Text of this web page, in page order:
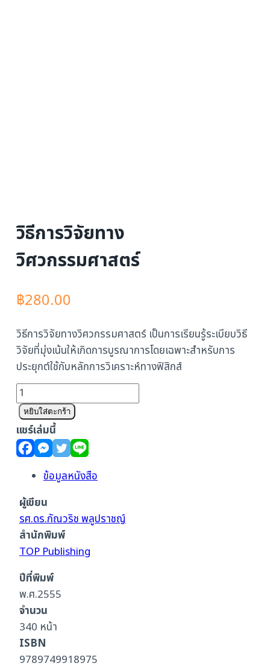
วิธีการวิจัยทาง
วิศวกรรมศาสตร์
฿280.00
วิธีการวิจัยทางวิศวกรรมศาสตร์ เป็นการเรียนรู้ระเบียบวิธี
วิจัยที่มุ่งเน้นให้เกิดการบูรณาการโดยเฉพาะสำหรับการ
ประยุกต์ใช้กับหลักการวิเคราะห์ทางฟิสิกส์
จำนวน
วิธี
การ
วิจัย
ทาง
วิศวกรรมศาสตร์
หยิบใส่ตะกร้า
แชร์เล่มนี้
ข้อมูลหนังสือ
ผู้เขียน
รศ.ดร.กัณวริช พลูปราชญ์
สำนักพิมพ์
TOP Publishing
ปีที่พิมพ์
พ.ศ.2555
จำนวน
340 หน้า
ISBN
9789749918975